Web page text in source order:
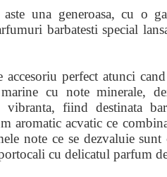
una generoasa, cu o
barbatesti special
perfect atunci
cu note minerale,
vibranta, fiind destinata
aromatic acvatic ce
note ce se dezvaluie
cu delicatul parfum